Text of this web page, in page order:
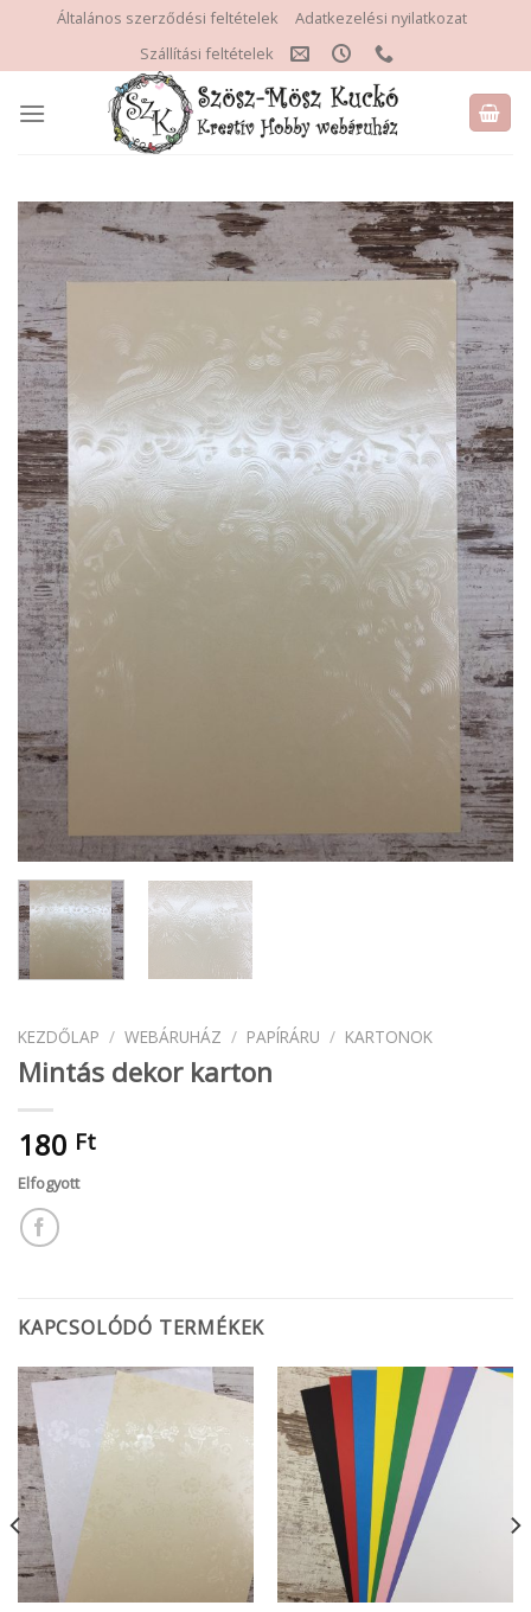
content
Általános szerződési feltételek
Adatkezelési nyilatkozat
Szállítási feltételek
KEZDŐLAP / WEBÁRUHÁZ / PAPÍRÁRU / KARTONOK
Mintás dekor karton
180 Ft
Elfogyott
KAPCSOLÓDÓ TERMÉKEK